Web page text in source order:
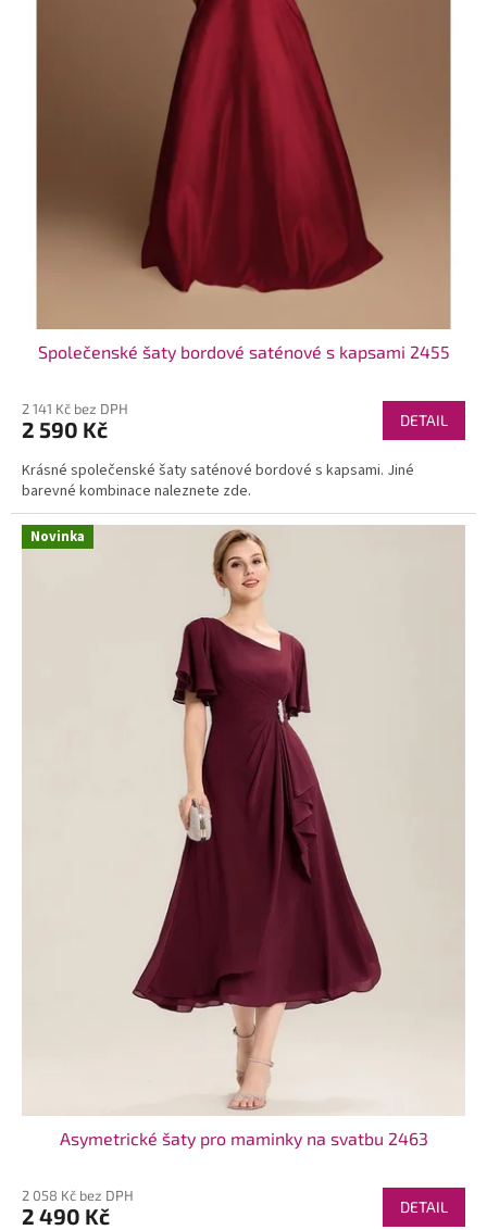
Společenské šaty bordové saténové s kapsami 2455
2 141 Kč bez DPH
2 590 Kč DETAIL
Krásné společenské šaty saténové bordové s kapsami. Jiné
barevné kombinace naleznete zde.
Novinka
Asymetrické šaty pro maminky na svatbu 2463
2 058 Kč bez DPH
2 490 Kč DETAIL